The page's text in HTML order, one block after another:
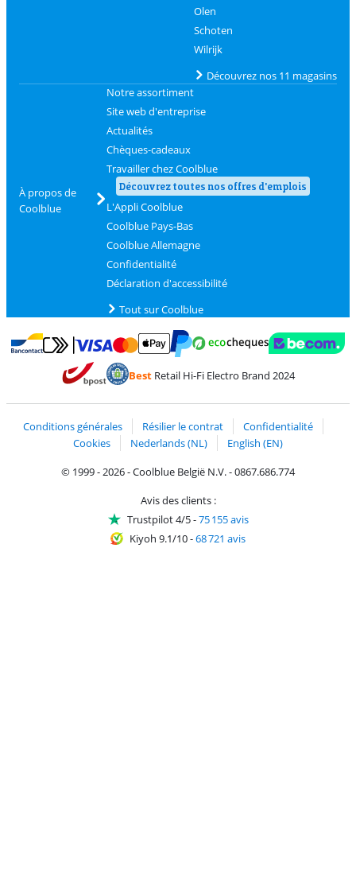
Olen
Schoten
Wilrijk
Découvrez nos 11 magasins
À propos de
Coolblue
Notre assortiment
Site web d'entreprise
Actualités
Chèques-cadeaux
Travailler chez Coolblue
Découvrez toutes nos offres d'emplois
L'Appli Coolblue
Coolblue Pays-Bas
Coolblue Allemagne
Confidentialité
Déclaration d'accessibilité
Tout sur Coolblue
Payer avec Bancontact
Payer avec MasterCard et Visa via ClickToPay
Payer avec PayPal
BestRetail Hi-Fi Electro Brand 2024
Conditions générales Résilier le contrat
Confidentialité
Cookies
Nederlands (NL)
English (EN)
© 1999 - 2026 - Coolblue België N.V. - 0867.686.774
Avis des clients :
Trustpilot 4/5-75 155 avis
Kiyoh 9.1/10-68 721 avis